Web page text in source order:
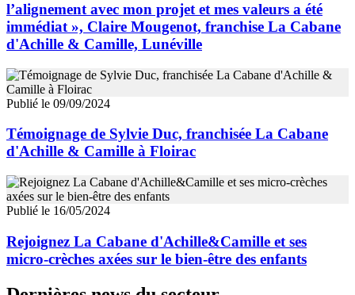
l’alignement avec mon projet et mes valeurs a été
immédiat », Claire Mougenot, franchise La Cabane
d'Achille & Camille, Lunéville
Publié le 09/09/2024
Témoignage de Sylvie Duc, franchisée La Cabane
d'Achille & Camille à Floirac
Publié le 16/05/2024
Rejoignez La Cabane d'Achille&Camille et ses
micro-crèches axées sur le bien-être des enfants